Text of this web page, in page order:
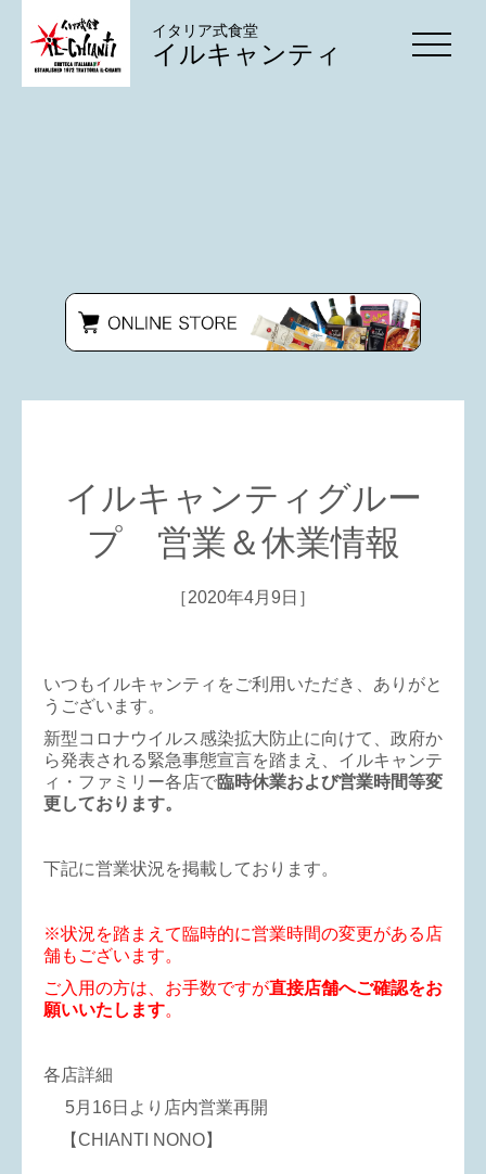
イタリア式食堂
イルキャンティ
イルキャンティグルー
プ 営業＆休業情報
［2020年4月9日］
いつもイルキャンティをご利用いただき、ありがと
うございます。
新型コロナウイルス感染拡大防止に向けて、政府か
ら発表される緊急事態宣言を踏まえ、イルキャンテ
ィ・ファミリー各店で臨時休業および営業時間等変
更しております。
下記に営業状況を掲載しております。
※状況を踏まえて臨時的に営業時間の変更がある店
舗もございます。
ご入用の方は、お手数ですが直接店舗へご確認をお
願いいたします。
各店詳細
5月16日より店内営業再開
【CHIANTI NONO】